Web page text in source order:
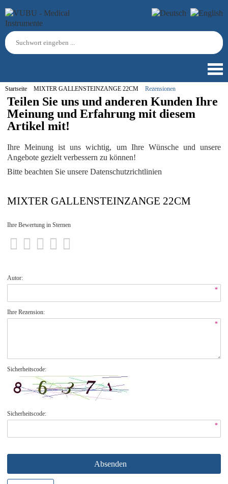
Startseite MIXTER GALLENSTEINZANGE 22CM Rezensionen
Teilen Sie uns und anderen Kunden Ihre
Meinung und Erfahrung mit diesem
Artikel mit!
Ihre Meinung ist uns wichtig, um Ihre Wünsche und unsere
Angebote gezielt verbessern zu können!
Bitte beachten Sie unsere Datenschutzrichtlinien
MIXTER GALLENSTEINZANGE 22CM
Ihre Bewertung in Sternen
Autor:
*
Ihre Rezension:
*
Sicherheitscode:
Sicherheitscode:
*
Absenden